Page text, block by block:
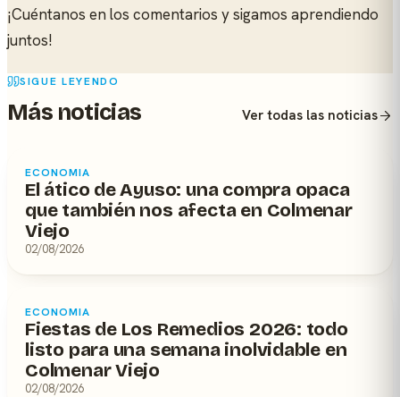
¡Cuéntanos en los comentarios y sigamos aprendiendo
juntos!
SIGUE LEYENDO
Más noticias Ver todas las noticias
ECONOMIA
El ático de Ayuso: una compra opaca
que también nos afecta en Colmenar
Viejo
02/08/2026
ECONOMIA
Fiestas de Los Remedios 2026: todo
listo para una semana inolvidable en
Colmenar Viejo
02/08/2026